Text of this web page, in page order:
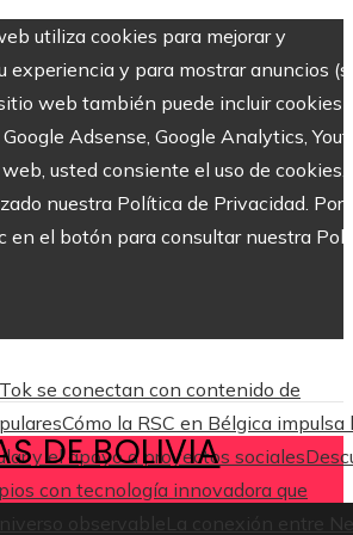
utiliza cookies para mejorar y
experiencia y para mostrar anuncios
web también puede incluir cookies
Adsense, Google Analytics,
usted consiente el uso de cookies.
nuestra Política de Privacidad. Por
en el botón para consultar nuestra
se conectan con contenido de
Cómo la RSC en Bélgica impulsa
y el apoyo a proyectos sociales
con tecnología innovadora que
observable La conexión entre
DE BOLIVIA